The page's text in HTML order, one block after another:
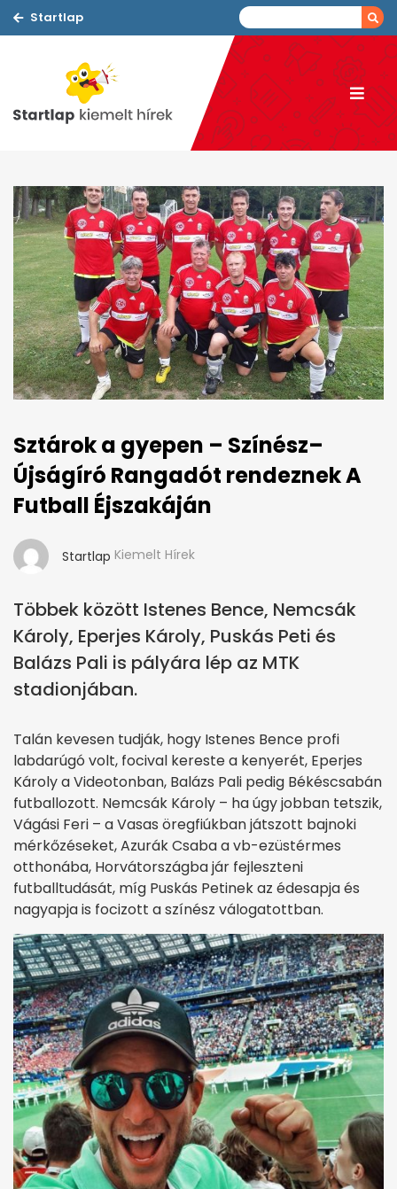
Startlap
Sztárok a gyepen – Színész–
Újságíró Rangadót rendeznek A
Futball Éjszakáján
Startlap Kiemelt Hírek
Többek között Istenes Bence, Nemcsák
Károly, Eperjes Károly, Puskás Peti és
Balázs Pali is pályára lép az MTK
stadionjában.
Talán kevesen tudják, hogy Istenes Bence profi
labdarúgó volt, focival kereste a kenyerét, Eperjes
Károly a Videotonban, Balázs Pali pedig Békéscsabán
futballozott. Nemcsák Károly – ha úgy jobban tetszik,
Vágási Feri – a Vasas öregfiúkban játszott bajnoki
mérkőzéseket, Azurák Csaba a vb-ezüstérmes
otthonába, Horvátországba jár fejleszteni
futballtudását, míg Puskás Petinek az édesapja és
nagyapja is focizott a színész válogatottban.